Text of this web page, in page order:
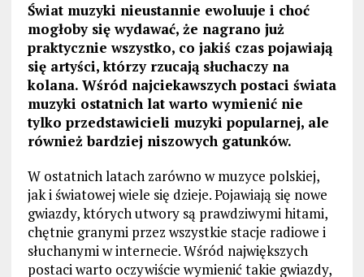
Świat muzyki nieustannie ewoluuje i choć
mogłoby się wydawać, że nagrano już
praktycznie wszystko, co jakiś czas pojawiają
się artyści, którzy rzucają słuchaczy na
kolana. Wśród najciekawszych postaci świata
muzyki ostatnich lat warto wymienić nie
tylko przedstawicieli muzyki popularnej, ale
również bardziej niszowych gatunków.
W ostatnich latach zarówno w muzyce polskiej,
jak i światowej wiele się dzieje. Pojawiają się nowe
gwiazdy, których utwory są prawdziwymi hitami,
chętnie granymi przez wszystkie stacje radiowe i
słuchanymi w internecie. Wśród największych
postaci warto oczywiście wymienić takie gwiazdy,